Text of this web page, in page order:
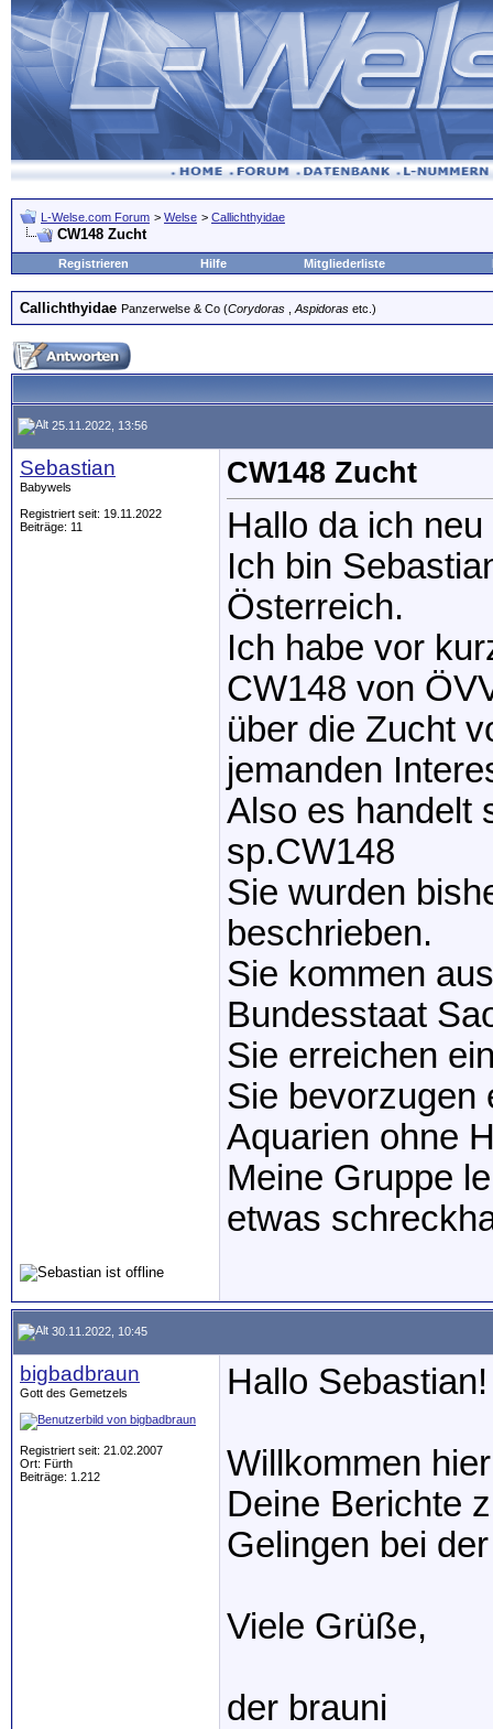
L-Welse.com Forum > Welse > Callichthyidae
CW148 Zucht
Registrieren Hilfe Mitgliederliste
Callichthyidae Panzerwelse & Co (Corydoras Aspidoras etc.)
25.11.2022, 13:56
Sebastian
Babywels
Registriert seit: 19.11.2022
Beiträge: 11
CW148 Zucht
Hallo da ich
Ich bin
Österreich.
Ich habe vor
CW148 von
über die Zucht
jemanden
Also es handelt
sp.CW148
Sie wurden
beschrieben.
Sie kommen
Bundesstaat
Sie erreichen
Sie bevorzugen
Aquarien ohne
Meine Gruppe
etwas
30.11.2022, 10:45
bigbadbraun
Gott des Gemetzels
Registriert seit: 21.02.2007
Ort: Fürth
Beiträge: 1.212
Hallo Sebastian!
Willkommen
Deine Berichte
Gelingen bei
Viele Grüße,
der brauni